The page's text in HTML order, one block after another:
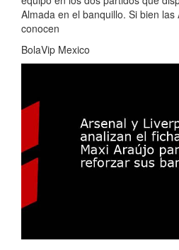
Almada en el banquillo. Si bien
conocen
BolaVip Mexico